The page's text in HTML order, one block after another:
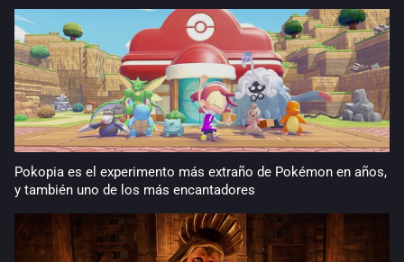
Pokopia es el experimento más extraño de Pokémon en años,
y también uno de los más encantadores